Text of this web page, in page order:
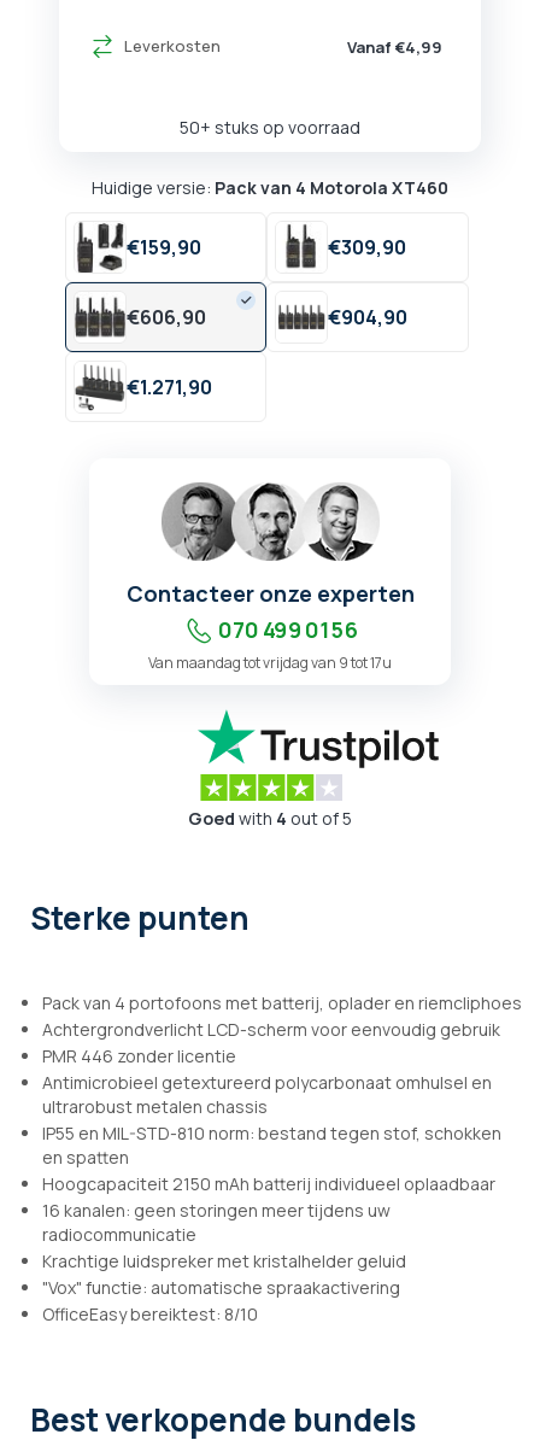
Leverkosten Vanaf €4,99
50+ stuks op voorraad
Huidige versie: Pack van 4 Motorola XT460
€159,90 €309,90
€606,90 €904,90
€1.271,90
Contacteer onze experten
070 499 01 56
Van maandag tot vrijdag van 9 tot 17u
Goed with 4 out of 5
Sterke punten
Pack van 4 portofoons met batterij, oplader en riemcliphoes
Achtergrondverlicht LCD-scherm voor eenvoudig gebruik
PMR 446 zonder licentie
Antimicrobieel getextureerd polycarbonaat omhulsel en
ultrarobust metalen chassis
IP55 en MIL-STD-810 norm: bestand tegen stof, schokken
en spatten
Hoogcapaciteit 2150 mAh batterij individueel oplaadbaar
16 kanalen: geen storingen meer tijdens uw
radiocommunicatie
Krachtige luidspreker met kristalhelder geluid
"Vox" functie: automatische spraakactivering
OfficeEasy bereiktest: 8/10
Best verkopende bundels